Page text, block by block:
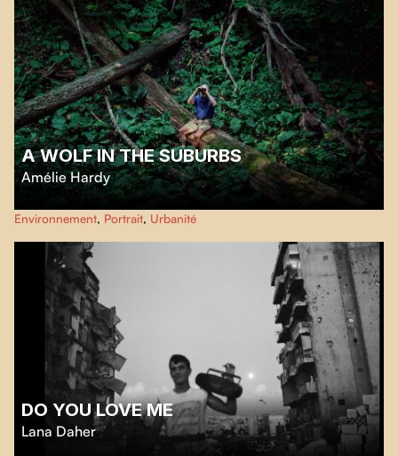
A WOLF IN THE SUBURBS
Amélie Hardy
Bienvenue à Mississauga où l’herbe des pelouses ne dépasse jamais 20 cm.
Sauf chez Wolf Ruck, devenu malgré lui le héros improbable d’un combat
absurde: sauver sa pelouse sauvage.
Environnement, Portrait, Urbanité
DO YOU LOVE ME
Lana Daher